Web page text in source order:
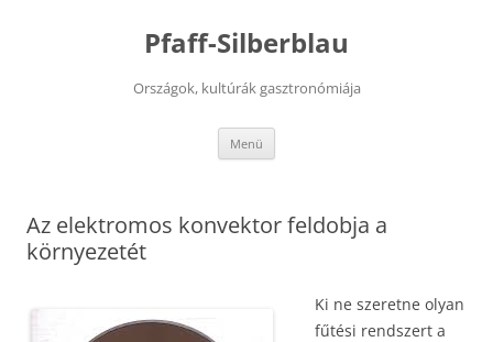
Pfaff-Silberblau
Országok, kultúrák gasztronómiája
Menü
Az elektromos konvektor feldobja a
környezetét
Ki ne szeretne olyan
fűtési rendszert a